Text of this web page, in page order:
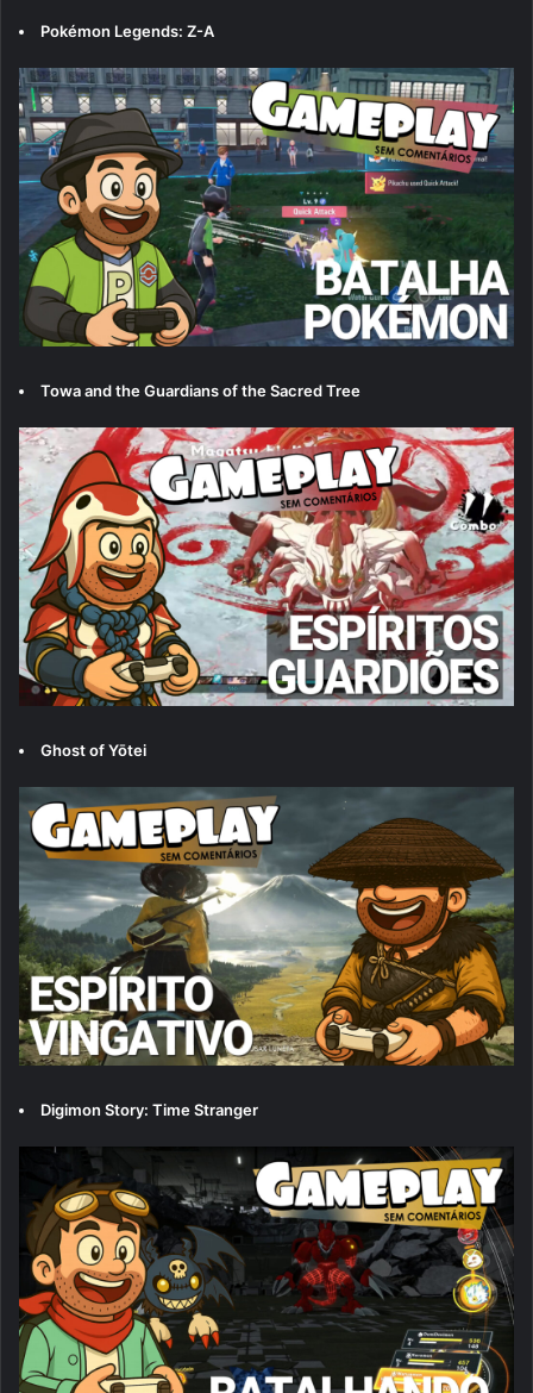
Pokémon Legends: Z-A
Towa and the Guardians of the Sacred Tree
Ghost of Yōtei
Digimon Story: Time Stranger